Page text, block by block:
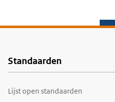
Voet
Standaarden
Lijst open standaarden